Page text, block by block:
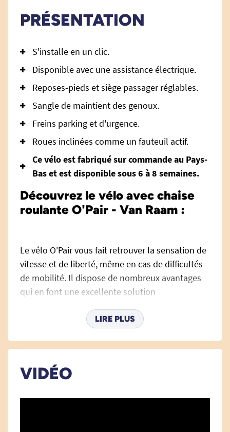
PRÉSENTATION
S'installe en un clic.
Disponible avec une assistance électrique.
Reposes-pieds et siège passager réglables.
Sangle de maintient des genoux.
Freins parking et d'urgence.
Roues inclinées comme un fauteuil actif.
Ce vélo est fabriqué sur commande au Pays-
Bas et est disponible sous 6 à 8 semaines.
Découvrez le vélo avec chaise
roulante O'Pair - Van Raam :
Le vélo O'Pair vous fait retrouver la sensation de
vitesse et de liberté, même en cas de difficultés
de mobilité. Il dispose de nombreux avantages
qui en font une excellente solution
conducteur d'avoir une bonne visibilité du
O'Pair se distingue des autres par
l'installation à l'avant d'un fauteuil
passager, permettant ainsi à des personnes
LIRE PLUS
VIDÉO